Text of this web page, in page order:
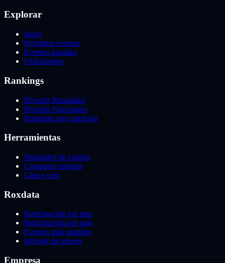
Explorar
Inicio
Próximos eventos
Eventos pasados
Ubicaciones
Rankings
Récords Mundiales
Récords Nacionales
Rankings por categoría
Herramientas
Simulador de carrera
Comparar carreras
Cara a cara
Roxdata
Participación por mes
Participación por país
Eventos más grandes
Informe de género
Empresa